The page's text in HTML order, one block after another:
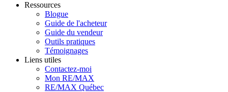
Ressources
Blogue
Guide de l'acheteur
Guide du vendeur
Outils pratiques
Témoignages
Liens utiles
Contactez-moi
Mon RE/MAX
RE/MAX Québec